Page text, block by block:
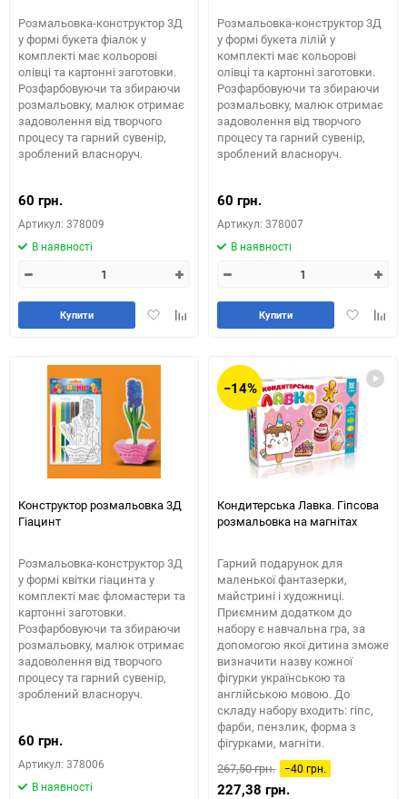
Розмальовка-конструктор 3Д
у формі букета фіалок у
комплекті має кольорові
олівці та картонні заготовки.
Розфарбовуючи та збираючи
розмальовку, малюк отримає
задоволення від творчого
процесу та гарний сувенір,
зроблений власноруч.
60 грн.
Артикул: 378009
В наявності
ДодатиДодайте
порівняння
Купити
Розмальовка-конструктор 3Д
у формі букета лілій у
комплекті має кольорові
олівці та картонні заготовки.
Розфарбовуючи та збираючи
розмальовку, малюк отримає
задоволення від творчого
процесу та гарний сувенір,
зроблений власноруч.
60 грн.
Артикул: 378007
В наявності
Додати
Купити
Конструктор розмальовка 3Д
Гіацинт
Розмальовка-конструктор 3Д
у формі квітки гіацинта у
комплекті має фломастери та
картонні заготовки.
Розфарбовуючи та збираючи
розмальовку, малюк отримає
задоволення від творчого
процесу та гарний сувенір,
зроблений власноруч.
60 грн.
Артикул: 378006
В наявності
−14%
Кондитерська Лавка. Гіпсова
розмальовка на магнітах
Гарний подарунок для
маленької фантазерки,
майстрині і художниці.
Приємним додатком до
набору є навчальна гра, за
допомогою якої дитина зможе
визначити назву кожної
фігурки українською та
англійською мовою. До
складу набору входить: гіпс,
фарби, пензлик, форма з
фігурками, магніти.
267,50 грн.
−40 грн.
227,38 грн.